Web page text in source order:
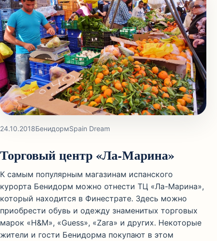
24.10.2018БенидормSpain Dream
Торговый центр «Ла-Марина»
К самым популярным магазинам испанского
курорта Бенидорм можно отнести ТЦ «Ла-Марина»,
который находится в Финестрате. Здесь можно
приобрести обувь и одежду знаменитых торговых
марок «H&M», «Guess», «Zara» и других. Некоторые
жители и гости Бенидорма покупают в этом